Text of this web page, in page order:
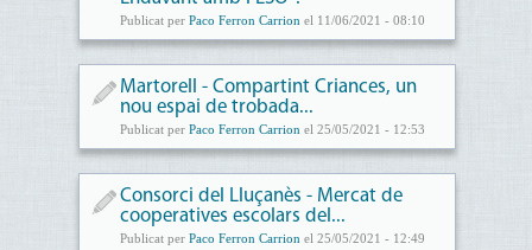
Publicat per Paco Ferron Carrion el 11/06/2021 - 08:10
Martorell - Compartint Criances, un
nou espai de trobada...
Publicat per Paco Ferron Carrion el 25/05/2021 - 12:53
Consorci del Lluçanès - Mercat de
cooperatives escolars del...
Publicat per Paco Ferron Carrion el 25/05/2021 - 12:49